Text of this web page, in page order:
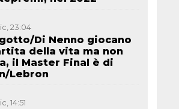
23:04
Di Nenno giocano
della vita ma non
il Master Final è di
Lebron
14:51